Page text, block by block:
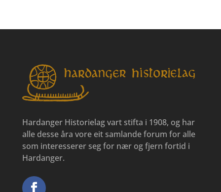
Hardanger Historielag vart stifta i 1908, og har
alle desse åra vore eit samlande forum for alle
som interesserer seg for nær og fjern fortid i
Hardanger.